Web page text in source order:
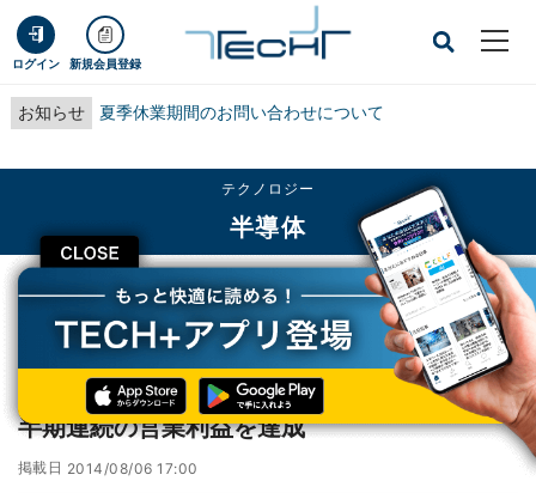
ログイン 新規会員登録
お知らせ 夏季休業期間のお問い合わせについて
CLOSE
テクノロジー
半導体
TECH+ テクノロジー
半導体
ルネサスの2015年3月期第1四半期決算 - 6四半期連続の営業利益を達成
ルネサスの2015年3月期第1四半期決算 - 6四
半期連続の営業利益を達成
掲載日 2014/08/06 17:00